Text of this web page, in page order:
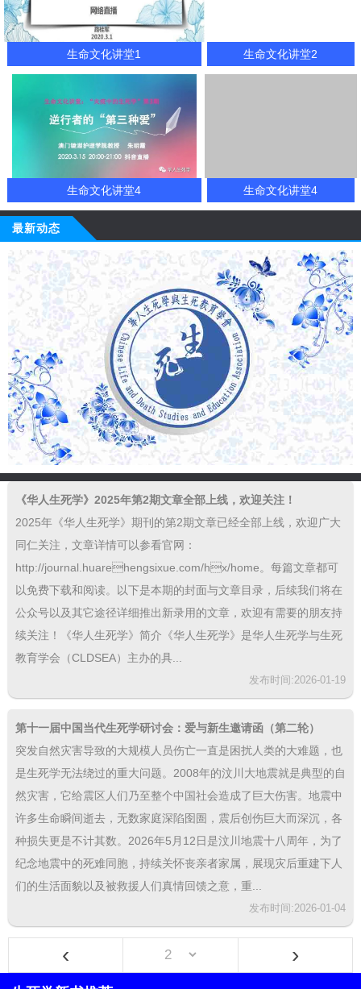
生命文化讲堂1 生命文化讲堂2
生命文化讲堂4 生命文化讲堂4
最新动态
《华人生死学》2025年第2期文章全部上线，欢迎关注！
2025年《华人生死学》期刊的第2期文章已经全部上线，欢迎广大
同仁关注，文章详情可以参看官网：
http://journal.huarehengsixue.com/hx/home。每篇文章都可
以免费下载和阅读。以下是本期的封面与文章目录，后续我们将在
公众号以及其它途径详细推出新录用的文章，欢迎有需要的朋友持
续关注！《华人生死学》简介《华人生死学》是华人生死学与生死
教育学会（CLDSEA）主办的具...
发布时间:2026-01-19
第十一届中国当代生死学研讨会：爱与新生邀请函（第二轮）
突发自然灾害导致的大规模人员伤亡一直是困扰人类的大难题，也
是生死学无法绕过的重大问题。2008年的汶川大地震就是典型的自
然灾害，它给震区人们乃至整个中国社会造成了巨大伤害。地震中
许多生命瞬间逝去，无数家庭深陷囹圄，震后创伤巨大而深沉，各
种损失更是不计其数。2026年5月12日是汶川地震十八周年，为了
纪念地震中的死难同胞，持续关怀丧亲者家属，展现灾后重建下人
们的生活面貌以及被救援人们真情回馈之意，重...
发布时间:2026-01-04
‹ ›